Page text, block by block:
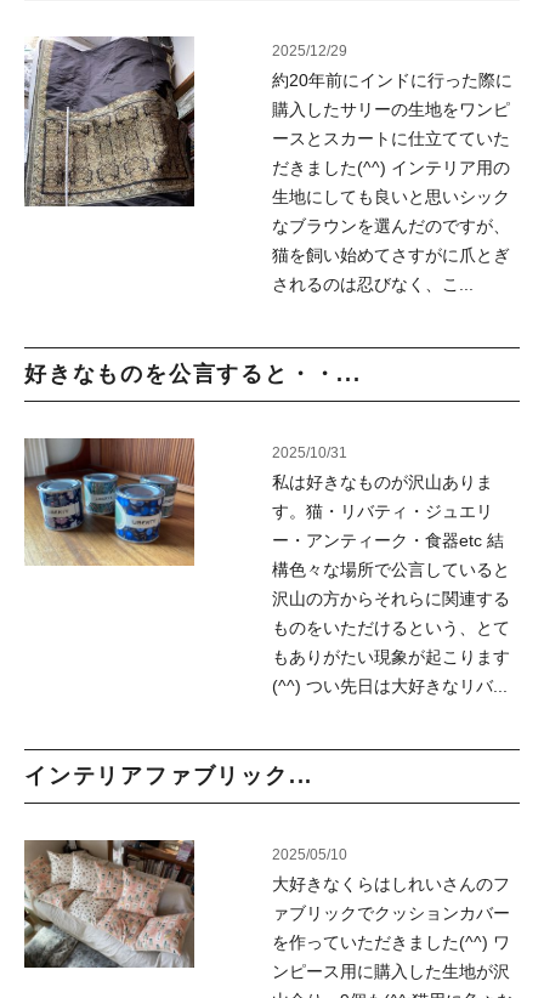
2025/12/29
約20年前にインドに行った際に
購入したサリーの生地をワンピ
ースとスカートに仕立てていた
だきました(^^) インテリア用の
生地にしても良いと思いシック
なブラウンを選んだのですが、
猫を飼い始めてさすがに爪とぎ
されるのは忍びなく、こ...
好きなものを公言すると・・...
2025/10/31
私は好きなものが沢山ありま
す。猫・リバティ・ジュエリ
ー・アンティーク・食器etc 結
構色々な場所で公言していると
沢山の方からそれらに関連する
ものをいただけるという、とて
もありがたい現象が起こります
(^^) つい先日は大好きなリバ...
インテリアファブリック...
2025/05/10
大好きなくらはしれいさんのフ
ァブリックでクッションカバー
を作っていただきました(^^) ワ
ンピース用に購入した生地が沢